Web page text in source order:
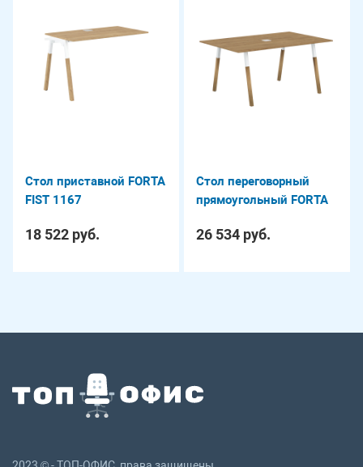
Стол приставной FORTA
FIST 1167
18 522 руб.
Стол переговорный
прямоугольный FORTA
26 534 руб.